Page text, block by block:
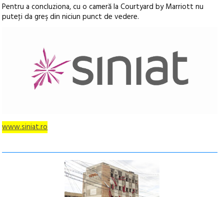
Pentru a concluziona, cu o cameră la Courtyard by Marriott nu
puteţi da greş din niciun punct de vedere.
www.siniat.ro